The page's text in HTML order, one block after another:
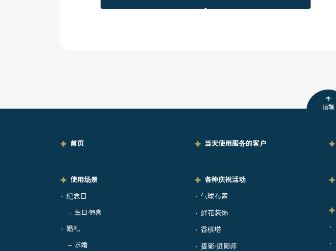
顶端
首页 当天使用服务的客户
使用场景
・ 纪念日
－ 生日·惊喜
・ 婚礼
－ 求婚
各种庆祝活动
・ 气球布置
・ 鲜花装饰
・ 香槟塔
・ 摄影·摄影师
・
・